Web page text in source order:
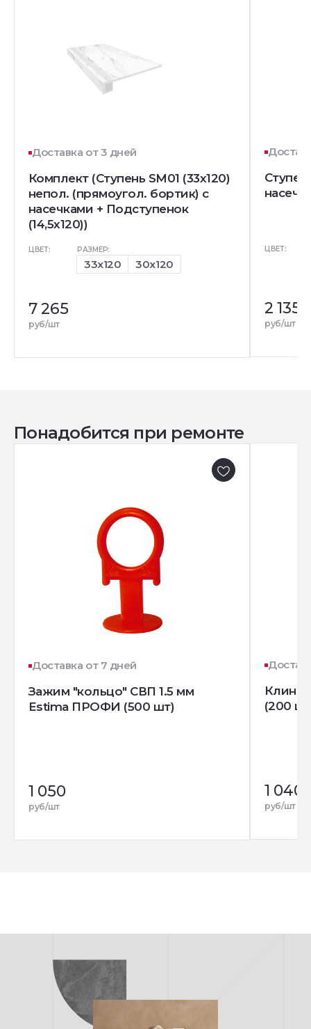
Доставка от 3 дней
Комплект (Ступень SM01 (33x120)
непол. (прямоугол. бортик) с
насечками + Подступенок
(14,5x120))
ЦВЕТ: РАЗМЕР:
33x120 30x120
7 265
руб/шт
ЦВЕТ:
2 135
руб/шт
Понадобится при ремонте
Доставка от 7 дней
Зажим "кольцо" СВП 1.5 мм
Estima ПРОФИ (500 шт)
1 050
руб/шт
Клин
(200
1 040
руб/шт